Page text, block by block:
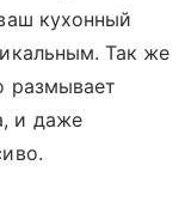
кухонный
Так же
размывает
и даже